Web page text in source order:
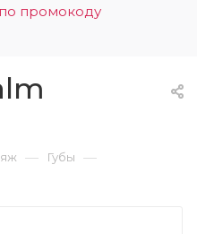
промокоду
0
— Губы —